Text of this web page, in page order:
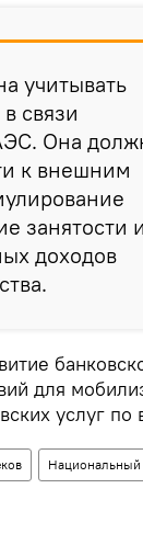
учитывать
связи
Она
к внешним
занятости
доходов
для
услуг по
Национальный